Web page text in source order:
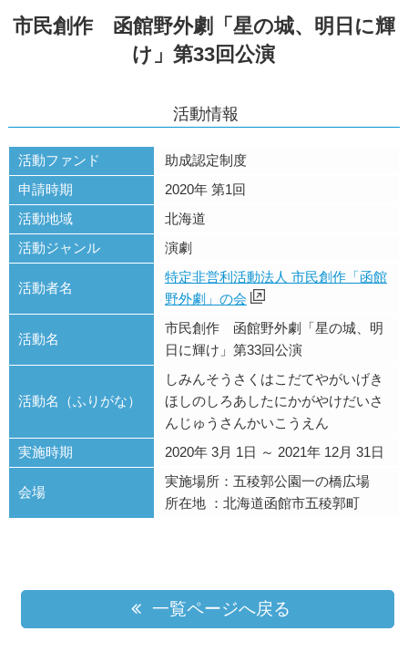
市民創作 函館野外劇「星の城、明日に輝
け」第33回公演
活動情報
活動ファンド
助成認定制度
申請時期
2020年 第1回
活動地域
北海道
活動ジャンル
演劇
活動者名
特定非営利活動法人 市民創作「函館
野外劇」の会
活動名
市民創作 函館野外劇「星の城、明
日に輝け」第33回公演
活動名（ふりがな）
しみんそうさくはこだてやがいげき
ほしのしろあしたにかがやけだいさ
んじゅうさんかいこうえん
実施時期
2020年 3月 1日 ～ 2021年 12月 31日
会場
実施場所：五稜郭公園一の橋広場
所在地 ：北海道函館市五稜郭町
一覧ページへ戻る